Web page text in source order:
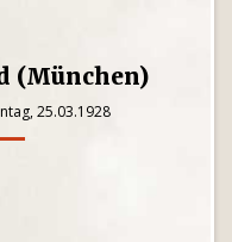
(München)
25.03.1928